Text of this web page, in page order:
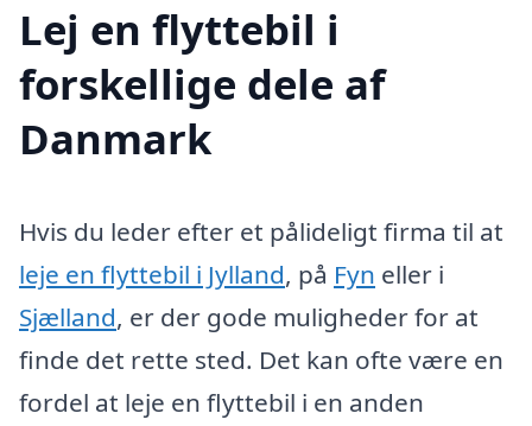
Lej en flyttebil i
forskellige dele af
Danmark
Hvis du leder efter et pålideligt firma til at
leje en flyttebil i Jylland, på Fyn eller i
Sjælland, er der gode muligheder for at
finde det rette sted. Det kan ofte være en
fordel at leje en flyttebil i en anden